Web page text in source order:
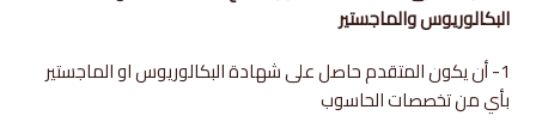
البكالوريوس والماجستير
1- أن يكون المتقدم حاصل على شهادة البكالوريوس او الماجستير
بأي من تخصصات الحاسوب